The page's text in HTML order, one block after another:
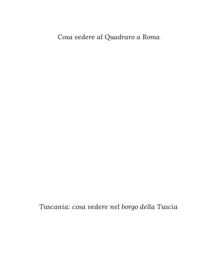
Cosa vedere al Quadraro a Roma
Tuscania: cosa vedere nel borgo della Tuscia